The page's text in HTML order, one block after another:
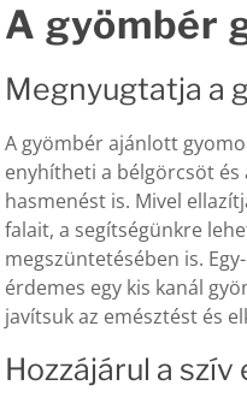
A gyömbér
Megnyugtatja a
A gyömbér ajánlott
enyhítheti a bélgörcsöt
hasmenést is. Mivel
falait, a segítségünkre
megszüntetésében is.
érdemes egy kis kanál
javítsuk az emésztést és
Hozzájárul a